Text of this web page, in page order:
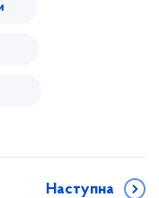
Наступна